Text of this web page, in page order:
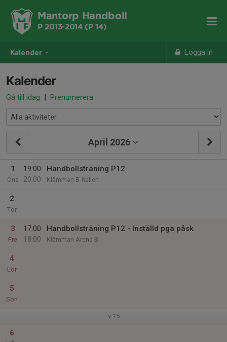
Kalender Logga in
Mantorp Handboll
P 2013-2014 (P 14)
Kalender
Gå till idag | Prenumerera
April 2026
1
Ons
19:00
20:00
Handbollsträning P12
Klämman B-hallen
2
Tor
3
Fre
17:00
18:00
Handbollsträning P12 - Inställd pga påsk
Klämman Arena B
4
Lör
5
Sön
v.15
6